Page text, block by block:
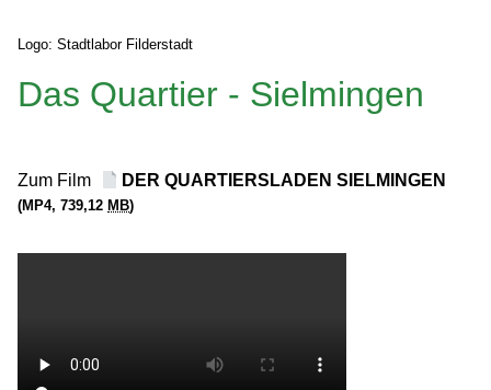
Logo: Stadtlabor Filderstadt
Das Quartier - Sielmingen
Zum Film DER QUARTIERSLADEN SIELMINGEN
(MP4, 739,12 MB)